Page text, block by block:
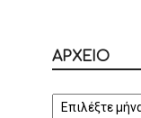
ΑΡΧΕΙΟ